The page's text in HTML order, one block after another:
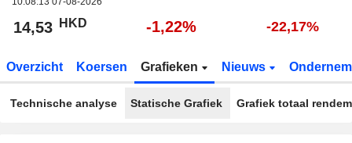
14,53 HKD -1,22% -22,17%
Overzicht Koersen Grafieken Nieuws
Technische analyse Statische Grafiek Grafiek totaal